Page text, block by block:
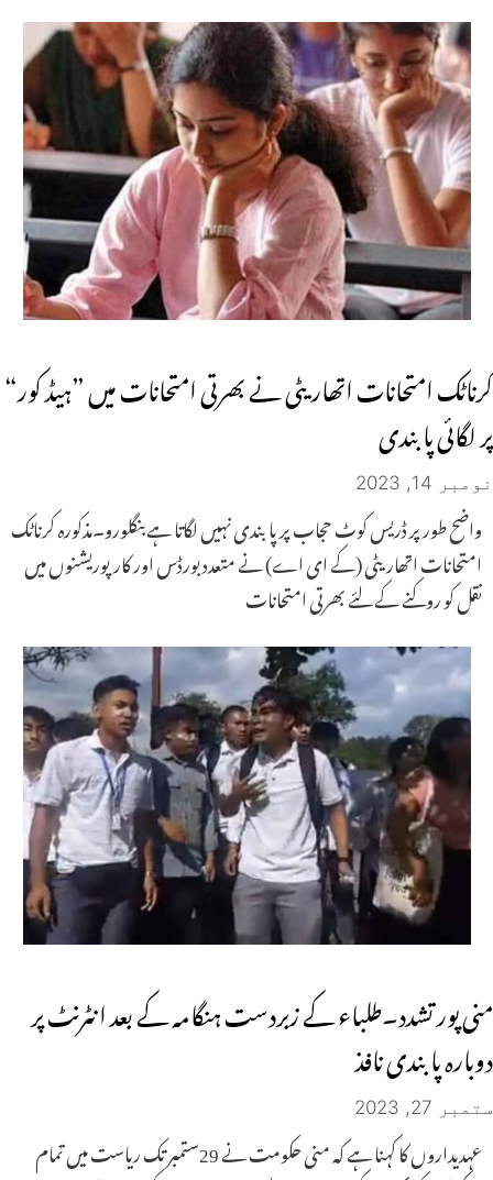
کرناٹک امتحانات اتھاریٹی نے بھرتی امتحانات میں ”ہیڈ کور“
پر لگائی پابندی
نومبر 14, 2023
واضح طور پر ڈریس کوٹ حجاب پر پابندی نہیں لگاتا ہےبنگلورو۔مذکورہ کرناٹک
امتحانات اتھاریٹی (کے ای اے) نے متعدد بورڈس اور کارپوریشنوں میں
نقل کو روکنے کے لئے بھرتی امتحانات
منی پور تشدد۔طلباء کے زبردست ہنگامہ کے بعد انٹرنٹ پر
دوبارہ پابندی نافذ
ستمبر 27, 2023
عہدیداروں کا کہنا ہے کہ منی حکومت نے 29ستمبر تک ریاست میں تمام